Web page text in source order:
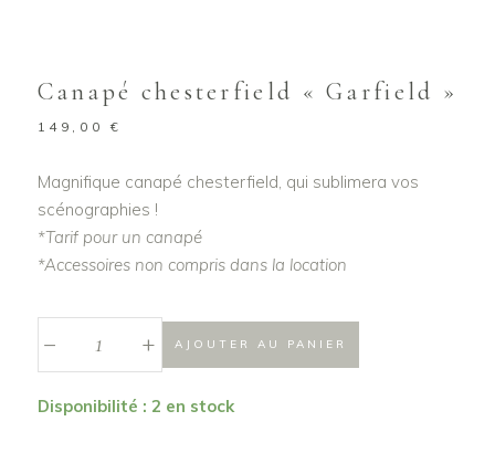
Canapé chesterfield « Garfield »
149,00 €
Magnifique canapé chesterfield, qui sublimera vos
scénographies !
*Tarif pour un canapé
*Accessoires non compris dans la location
quantité
+ AJOUTER AU PANIER
Disponibilité : 2 en stock